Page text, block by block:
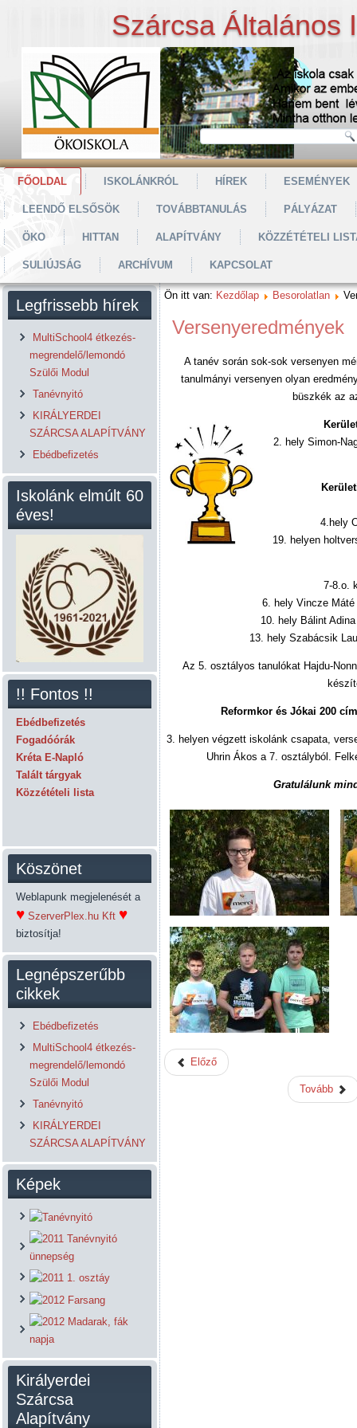
Szárcsa Általános
FŐOLDAL ISKOLÁNKRÓL HÍREK ESEMÉNYEK
LEENDŐ ELSŐSÖK TOVÁBBTANULÁS PÁLYÁZAT
ÖKO HITTAN ALAPÍTVÁNY KÖZZÉTÉTELI
SULIÚJSÁG ARCHÍVUM KAPCSOLAT
Legfrissebb hírek
MultiSchool4 étkezés-
megrendelő/lemondó
Szülői Modul
Tanévnyitó
KIRÁLYERDEI
SZÁRCSA ALAPÍTVÁNY
Ebédbefizetés
Iskolánk elmúlt 60
éves!
!! Fontos !!
Ebédbefizetés
Fogadóórák
Kréta E-Napló
Talált tárgyak
Közzétételi lista
Köszönet
Weblapunk megjelenését a
♥ SzerverPlex.hu Kft ♥
biztosítja!
Legnépszerűbb
cikkek
Ebédbefizetés
MultiSchool4 étkezés-
megrendelő/lemondó
Szülői Modul
Tanévnyitó
KIRÁLYERDEI
SZÁRCSA ALAPÍTVÁNY
Képek
Királyerdei
Szárcsa
Alapítvány
Ön itt van: Kezdőlap Besorolatlan
Versenyeredmények
A tanév során sok-sok versenyen
tanulmányi versenyen olyan
büszkék az
2. hely Simon-
4.hely
19. helyen
7-8.o.
6. hely Vincze
10. hely Bálint
13. hely Szabácsik
Az 5. osztályos tanulókat Hajdu-
Reformkor és Jókai 200
3. helyen végzett iskolánk csapata,
Uhrin Ákos a 7. osztályból.
Gratulálunk
Előző
Tovább